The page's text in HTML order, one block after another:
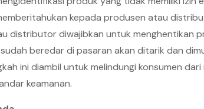
kepada produsen atau
distributor diwajibkan untuk menghentikan
beredar di pasaran akan ditarik dan
ini diambil untuk melindungi konsumen
keamanan.